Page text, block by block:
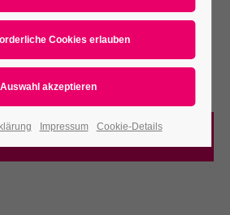
Visit Website
Impressum Cookie-Details